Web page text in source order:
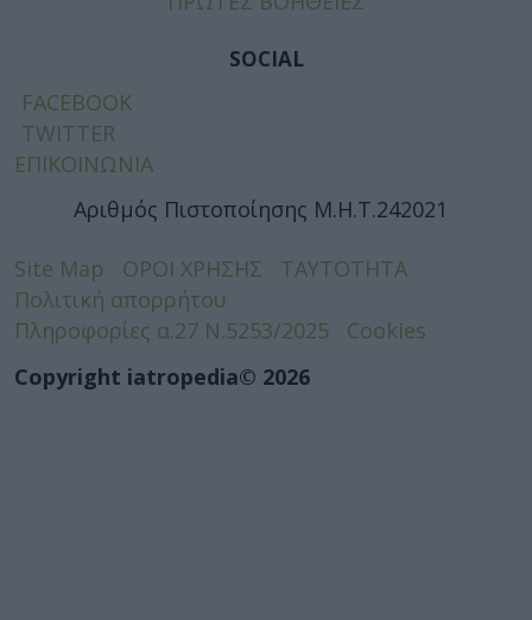
SOCIAL
FACEBOOK
TWITTER
ΕΠΙΚΟΙΝΩΝΙΑ
Αριθμός Πιστοποίησης Μ.Η.Τ.242021
Site Map ΟΡΟΙ ΧΡΗΣΗΣ
ΤΑΥΤΟΤΗΤΑ
Πολιτική απορρήτου
Πληροφορίες α.27 Ν.5253/2025
Cookies
Copyright iatropedia© 2026